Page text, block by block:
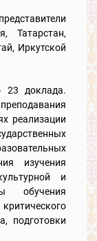
Татарстан,
Иркутской
23 доклада.
реализации
изучения
и
обучения
подготовки